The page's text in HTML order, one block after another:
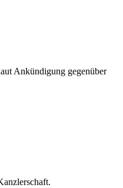
Ankündigung gegenüber